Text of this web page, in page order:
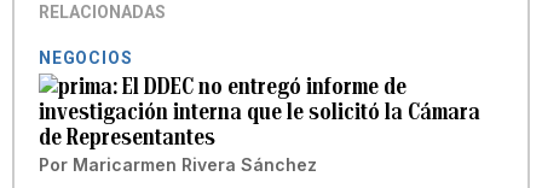
RELACIONADAS
NEGOCIOS
El DDEC no entregó informe de
investigación interna que le solicitó la Cámara
de Representantes
Por Maricarmen Rivera Sánchez